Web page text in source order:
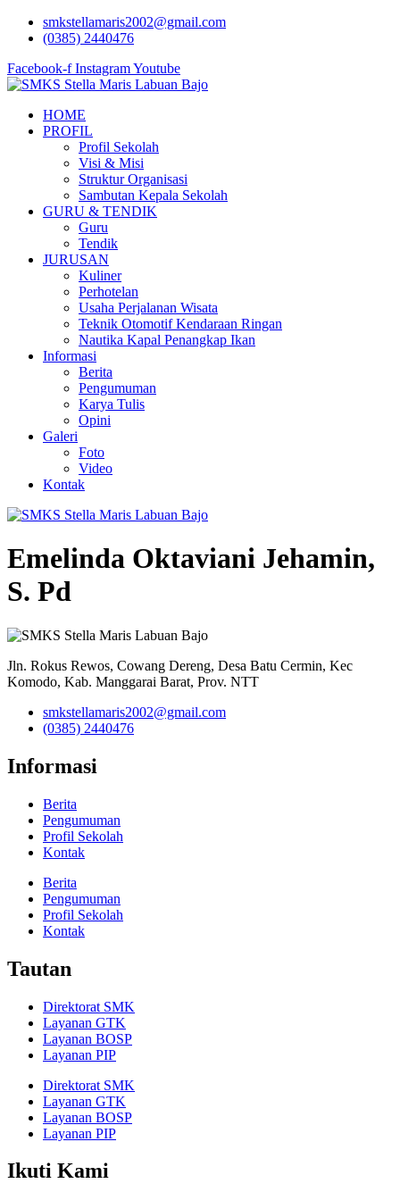
Lewatismkstellamaris2002@gmail.com
(0385) 2440476
Facebook-f InstagramYoutube
HOME
PROFIL
Profil Sekolah
Visi & Misi
Struktur Organisasi
Sambutan Kepala Sekolah
GURU & TENDIK
Guru
Tendik
JURUSAN
Kuliner
Perhotelan
Usaha Perjalanan Wisata
Teknik Otomotif Kendaraan Ringan
Nautika Kapal Penangkap Ikan
Informasi
Berita
Pengumuman
Karya Tulis
Opini
Galeri
Foto
Video
Kontak
Emelinda Oktaviani Jehamin,
S. Pd
Jln. Rokus Rewos, Cowang Dereng, Desa Batu Cermin, Kec
Komodo, Kab. Manggarai Barat, Prov. NTT
smkstellamaris2002@gmail.com
(0385) 2440476
Informasi
Berita
Pengumuman
Profil Sekolah
Kontak
Berita
Pengumuman
Profil Sekolah
Kontak
Tautan
Direktorat SMK
Layanan GTK
Layanan BOSP
Layanan PIP
Direktorat SMK
Layanan GTK
Layanan BOSP
Layanan PIP
Ikuti Kami